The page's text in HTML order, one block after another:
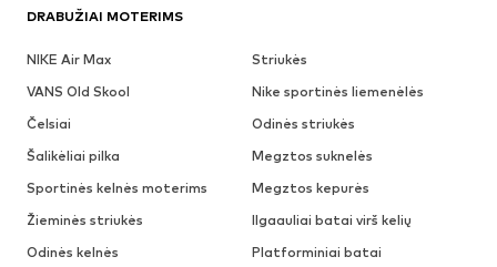
DRABUŽIAI MOTERIMS
NIKE Air Max
Striukės
VANS Old Skool
Nike sportinės liemenėlės
Čelsiai
Odinės striukės
Šalikėliai pilka
Megztos suknelės
Sportinės kelnės moterims
Megztos kepurės
Žieminės striukės
Ilgaauliai batai virš kelių
Odinės kelnės
Platforminiai batai